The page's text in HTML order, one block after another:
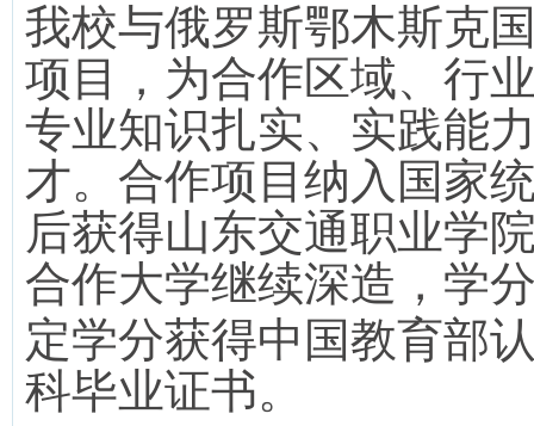
我校与俄罗斯鄂木斯克
项目，为合作区域、行
专业知识扎实、实践能
才。合作项目纳入国家
后获得山东交通职业学
合作大学继续深造，学
定学分获得中国教育部
科毕业证书。